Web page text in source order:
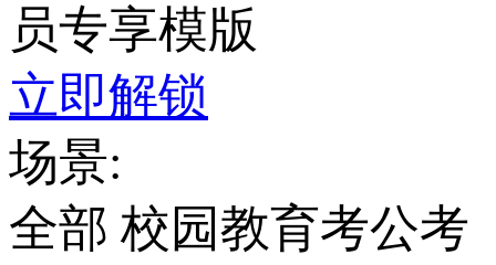
员专享模版
立即解锁
场景:
全部 校园教育考公考